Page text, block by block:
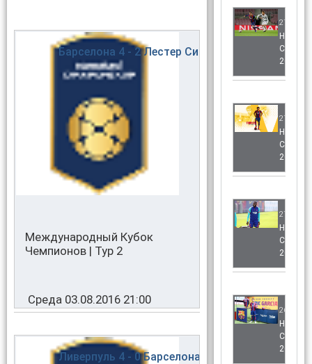
Международный Кубок
Чемпионов | Тур 2
Среда 03.08.2016 21:00
Барселона 4 - 2Лестер Сити
Ливерпуль 4 - 0Барселона
2020/
2020/
2020/
2020/